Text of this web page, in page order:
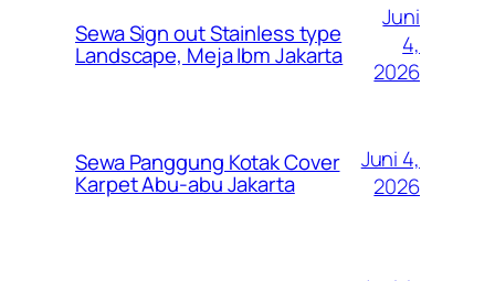
Sewa Sign out Stainless type
Landscape, Meja Ibm Jakarta
Juni
4,
2026
Sewa Panggung Kotak Cover
Karpet Abu-abu Jakarta
Juni 4,
2026